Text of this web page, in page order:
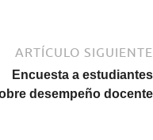
ARTÍCULO SIGUIENTE
Encuesta a estudiantes
desempeño docente